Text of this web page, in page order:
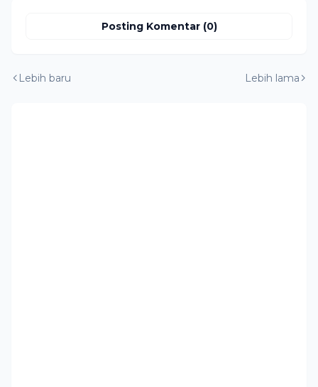
Posting Komentar (0)
Lebih baru Lebih lama